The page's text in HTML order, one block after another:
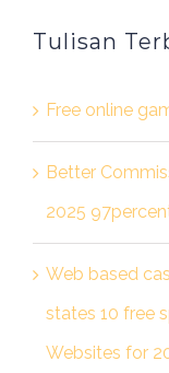
Tulisan
Free online
Better
2025
Web based
states 10 free
Websites for